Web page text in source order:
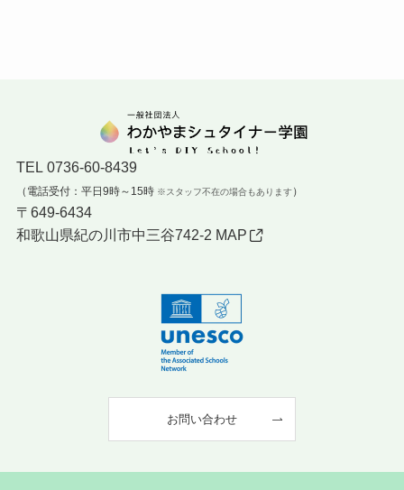
TEL 0736-60-8439
（電話受付：平日9時～15時 ※スタッフ不在の場合もあります）
〒649-6434
和歌山県紀の川市中三谷742-2 MAP
お問い合わせ